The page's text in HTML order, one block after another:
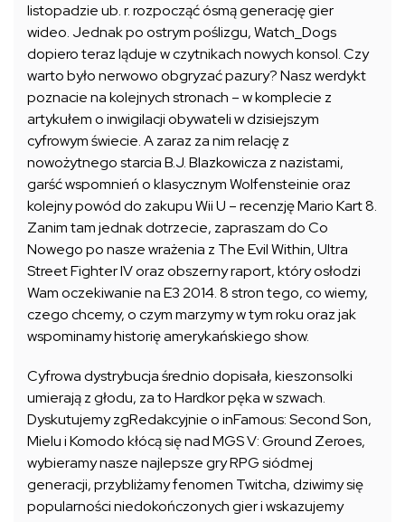
listopadzie ub. r. rozpocząć ósmą generację gier
wideo. Jednak po ostrym poślizgu, Watch_Dogs
dopiero teraz ląduje w czytnikach nowych konsol. Czy
warto było nerwowo obgryzać pazury? Nasz werdykt
poznacie na kolejnych stronach – w komplecie z
artykułem o inwigilacji obywateli w dzisiejszym
cyfrowym świecie. A zaraz za nim relację z
nowożytnego starcia B.J. Blazkowicza z nazistami,
garść wspomnień o klasycznym Wolfensteinie oraz
kolejny powód do zakupu Wii U – recenzję Mario Kart 8.
Zanim tam jednak dotrzecie, zapraszam do Co
Nowego po nasze wrażenia z The Evil Within, Ultra
Street Fighter IV oraz obszerny raport, który osłodzi
Wam oczekiwanie na E3 2014. 8 stron tego, co wiemy,
czego chcemy, o czym marzymy w tym roku oraz jak
wspominamy historię amerykańskiego show.
Cyfrowa dystrybucja średnio dopisała, kieszonsolki
umierają z głodu, za to Hardkor pęka w szwach.
Dyskutujemy zgRedakcyjnie o inFamous: Second Son,
Mielu i Komodo kłócą się nad MGS V: Ground Zeroes,
wybieramy nasze najlepsze gry RPG siódmej
generacji, przybliżamy fenomen Twitcha, dziwimy się
popularności niedokończonych gier i wskazujemy